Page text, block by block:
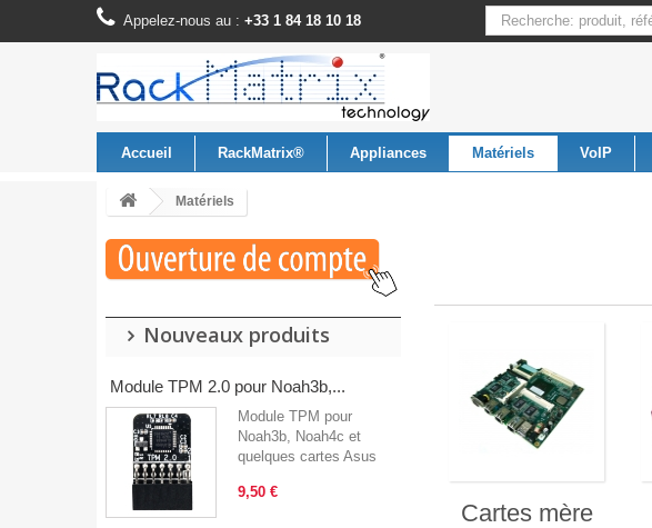
Appelez-nous au : +33 1 84 18 10 18
Accueil RackMatrix® Appliances Matériels VoIP
Matériels
Nouveaux produits
Module TPM 2.0 pour Noah3b,...
Module TPM pour
Noah3b, Noah4c et
quelques cartes Asus
9,50 €
Cartes mère